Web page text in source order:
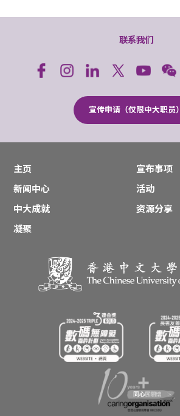
联系我们
宣传申请（仅限中大职员）
主页
宣布事项
新闻中心
活动
中大成就
资源分享
凝聚